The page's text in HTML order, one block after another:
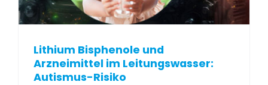
Lithium Bisphenole und
Arzneimittel im Leitungswasser:
Autismus-Risiko